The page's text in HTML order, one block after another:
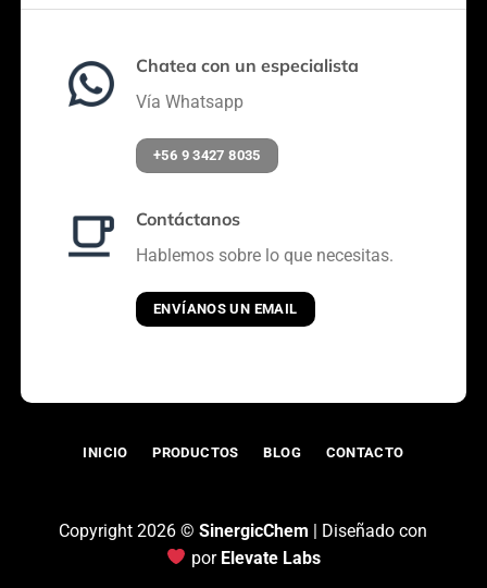
Chatea con un especialista
Vía Whatsapp
+56 9 3427 8035
Contáctanos
Hablemos sobre lo que necesitas.
ENVÍANOS UN EMAIL
INICIO PRODUCTOS BLOG CONTACTO
Copyright 2026 ©SinergicChem | Diseñado con
por Elevate Labs